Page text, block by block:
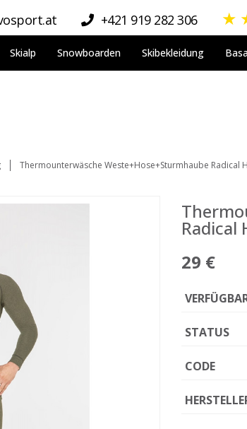
+421 919 282 306 ★
Skialp Snowboarden Skibekleidung
Thermounterwäsche Weste+Hose+Sturmhaube Radical
Radical
29 €
STATUS
CODE